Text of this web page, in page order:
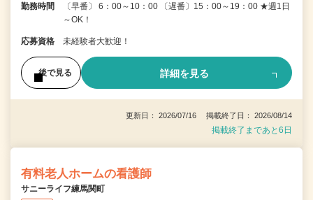
勤務時間
〔早番〕 6：00～10：00 〔遅番〕15：00～19：00 ★週1日
～OK！
応募資格 未経験者大歓迎！
後で見る 詳細を見る
更新日： 2026/07/16 掲載終了日： 2026/08/14
掲載終了まであと6日
有料老人ホームの看護師
サニーライフ練馬関町